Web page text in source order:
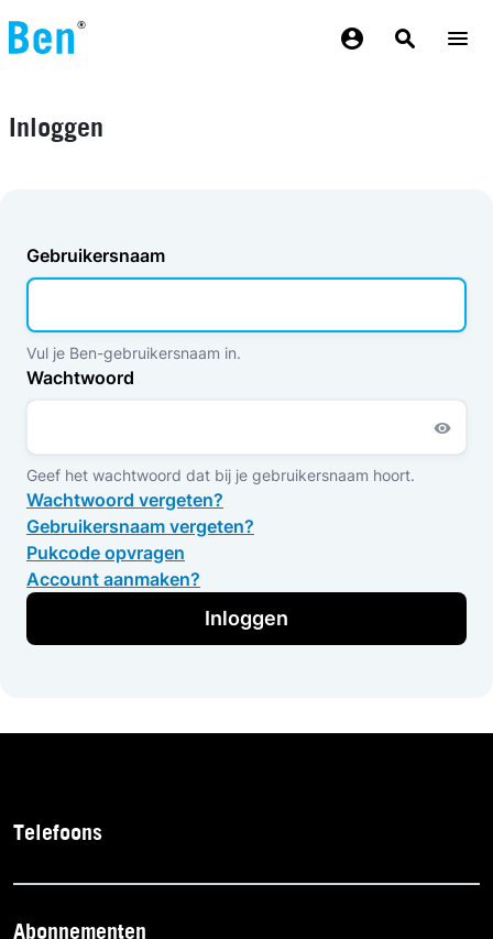
Inloggen
Gebruikersnaam
Vul je Ben-gebruikersnaam in.
Wachtwoord
Geef het wachtwoord dat bij je gebruikersnaam hoort.
Wachtwoord vergeten?
Gebruikersnaam vergeten?
Pukcode opvragen
Account aanmaken?
Inloggen
Telefoons
Abonnementen